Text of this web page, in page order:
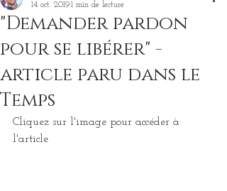
"Demander pardon
pour se libérer" -
article paru dans le
Temps
14 oct. 20191 min de lecture
Cliquez sur l'image pour accéder à
l'article